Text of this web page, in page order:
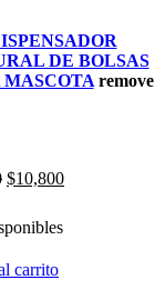
DE BOLSAS
MASCOTA remove
$10,800
carrito